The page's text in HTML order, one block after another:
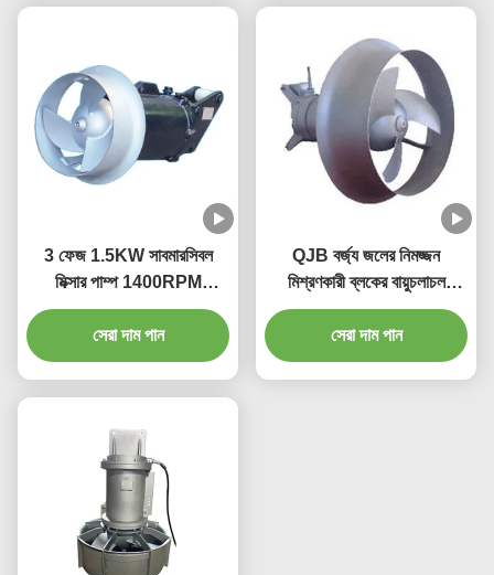
3 ফেজ 1.5KW সাবমারসিবল
মিক্সার পাম্প 1400RPM
260mm 250N ওয়াটার ট্রিটমেন্ট
মিক্সার
সেরা দাম পান
QJB বর্জ্য জলের নিমজ্জন
মিশ্রণকারী ব্লকের বায়ুচলাচল
ট্যাঙ্কের জন্য উচ্চ চাপ
সেরা দাম পান